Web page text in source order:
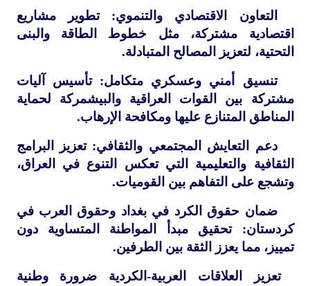
التعاون الاقتصادي والتنموي: تطوير مشاريع
اقتصادية مشتركة، مثل خطوط الطاقة والبنى
التحتية، لتعزيز المصالح المتبادلة.
تنسيق أمني وعسكري متكامل: تأسيس آليات
مشتركة بين القوات العراقية والبيشمركة لحماية
المناطق المتنازع عليها ومكافحة الإرهاب.
دعم التعايش المجتمعي والثقافي: تعزيز البرامج
الثقافية والتعليمية التي تعكس التنوع في العراق،
وتشجع على التفاهم بين القوميات.
ضمان حقوق الكرد في بغداد وحقوق العرب في
كردستان: تحقيق مبدأ المواطنة المتساوية دون
تمييز، مما يعزز الثقة بين الطرفين.
تعزيز العلاقات العربية-الكردية ضرورة وطنية